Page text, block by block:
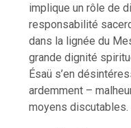
implique un rôle de
responsabilité
dans la lignée du
grande dignité
Ésaü s’en
ardemment –
moyens discutables.